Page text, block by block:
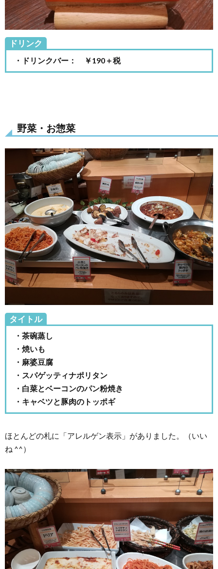
ドリンク
・ドリンクバー： ￥190＋税
野菜・お惣菜
タイトル
・茶碗蒸し
・焼いも
・麻婆豆腐
・スパゲッティナポリタン
・白菜とベーコンのパン粉焼き
・キャベツと豚肉のトッポギ
ほとんどの札に「アレルゲン表示」がありました。（いい
ね ^^）